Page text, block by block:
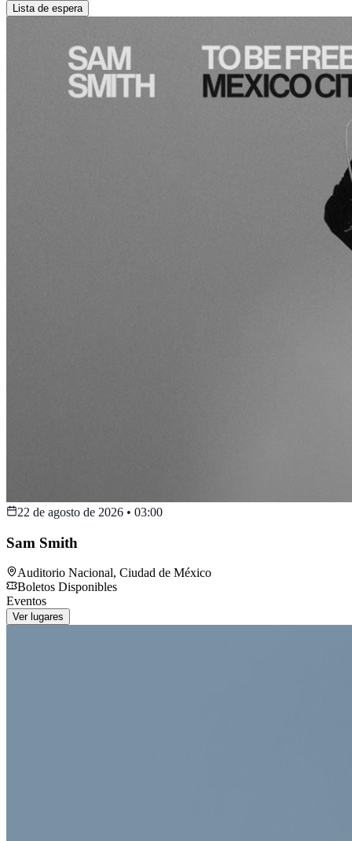
Lista de espera
22 de agosto de 2026 • 03:00
Sam Smith
Auditorio Nacional, Ciudad de México
Boletos Disponibles
Eventos
Ver lugares